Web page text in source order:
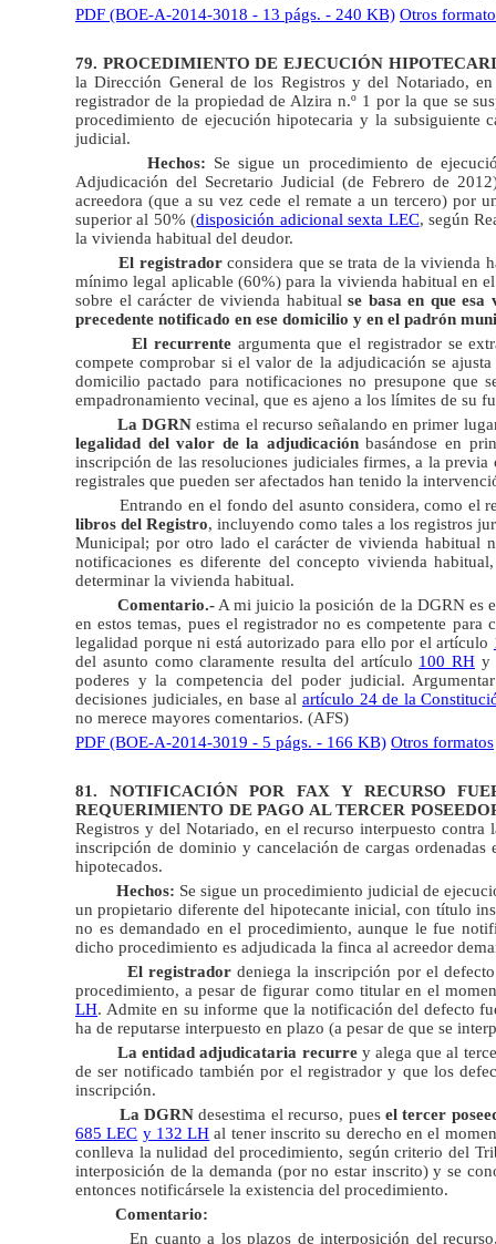
PDF (BOE-A-2014-3018 - 13 págs. - 240 KB) Otros
79. PROCEDIMIENTO DE EJECUCIÓN
la Dirección General de los Registros y del Notariado,
registrador de la propiedad de Alzira n.º 1 por la que se
procedimiento de ejecución hipotecaria y la subsiguiente
judicial.
Hechos: Se sigue un procedimiento de
Adjudicación del Secretario Judicial (de Febrero de
acreedora (que a su vez cede el remate a un tercero) por
superior al 50% (disposición adicional sexta LEC, según
la vivienda habitual del deudor.
El registradorconsidera que se trata de la vivienda
mínimo legal aplicable (60%) para la vivienda habitual en
sobre el carácter de vivienda habitual se basa en que
precedente notificado en ese domicilio y en el padrón
El recurrente argumenta que el registrador se
compete comprobar si el valor de la adjudicación se
domicilio pactado para notificaciones no presupone
empadronamiento vecinal, que es ajeno a los límites de su
La DGRN estima el recurso señalando en primer
legalidad del valor de la adjudicaciónbasándose en
inscripción de las resoluciones judiciales firmes, a la
registrales que pueden ser afectados han tenido la
Entrando en el fondo del asunto considera, como el
libros del Registro, incluyendo como tales a los registros
Municipal; por otro lado el carácter de vivienda habitual
notificaciones es diferente del concepto vivienda
determinar la vivienda habitual.
Comentario.-A mi juicio la posición de la DGRN es
en estos temas, pues el registrador no es competente
legalidad porque ni está autorizado para ello por el artículo
del asunto como claramente resulta del artículo 100 RH y
poderes y la competencia del poder judicial.
decisiones judiciales, en base al artículo 24 de la
no merece mayores comentarios. (AFS)
PDF (BOE-A-2014-3019 - 5 págs. - 166 KB) Otros formatos
81. NOTIFICACIÓN POR FAX Y RECURSO
REQUERIMIENTO DE PAGO AL TERCER
Registros y del Notariado, en el recurso interpuesto
inscripción de dominio y cancelación de cargas
hipotecados.
Hechos: Se sigue un procedimiento judicial de
un propietario diferente del hipotecante inicial, con título
no es demandado en el procedimiento, aunque le fue
dicho procedimiento es adjudicada la finca al acreedor
El registradordeniega la inscripción por el
procedimiento, a pesar de figurar como titular en el
LH. Admite en su informe que la notificación del defecto
ha de reputarse interpuesto en plazo (a pesar de que se
La entidad adjudicataria recurrey alega que al
de ser notificado también por el registrador y que los
inscripción.
La DGRNdesestima el recurso, pues el tercer
685 LEC y 132 LH al tener inscrito su derecho en el
conlleva la nulidad del procedimiento, según criterio del
interposición de la demanda (por no estar inscrito) y se
entonces notificársele la existencia del procedimiento.
Comentario:
En cuanto a los plazos de interposición del